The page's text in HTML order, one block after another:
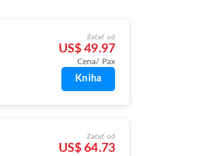
Začať od
US$ 49.97
Cena/ Pax
Kniha
Začať od
US$ 64.73